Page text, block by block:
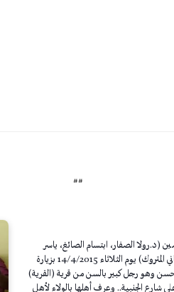
##
(د.رولا الصفار، ابتسام الصائغ، ياسر
الناصر، فيصل هيات، أحمد الصفار، خديجة جواد، أماني المتروك) يوم الثلاثاء 14/4/2015 بزيارة
وهو رجل كبير بالسن من قرية (القرية)
شارع الجنبية.. وعرف أهلها بالولاء لأهل